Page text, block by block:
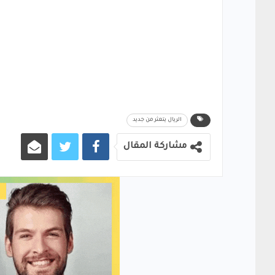
الريال يتعثر من جديد
مشاركة المقال